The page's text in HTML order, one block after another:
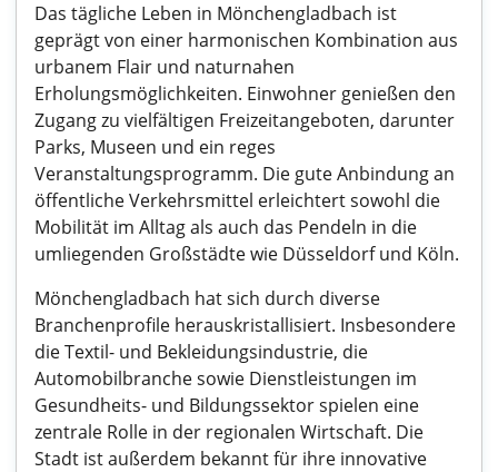
Das tägliche Leben in Mönchengladbach ist
geprägt von einer harmonischen Kombination aus
urbanem Flair und naturnahen
Erholungsmöglichkeiten. Einwohner genießen den
Zugang zu vielfältigen Freizeitangeboten, darunter
Parks, Museen und ein reges
Veranstaltungsprogramm. Die gute Anbindung an
öffentliche Verkehrsmittel erleichtert sowohl die
Mobilität im Alltag als auch das Pendeln in die
umliegenden Großstädte wie Düsseldorf und Köln.
Mönchengladbach hat sich durch diverse
Branchenprofile herauskristallisiert. Insbesondere
die Textil- und Bekleidungsindustrie, die
Automobilbranche sowie Dienstleistungen im
Gesundheits- und Bildungssektor spielen eine
zentrale Rolle in der regionalen Wirtschaft. Die
Stadt ist außerdem bekannt für ihre innovative